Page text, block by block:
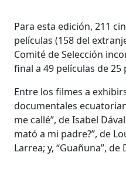
Para esta edición, 211
películas (158 del
Comité de Selección
final a 49 películas de 25
Entre los filmes a
documentales
me callé”, de Isabel
mató a mi padre?”, de
Larrea; y, “Guañuna”, de